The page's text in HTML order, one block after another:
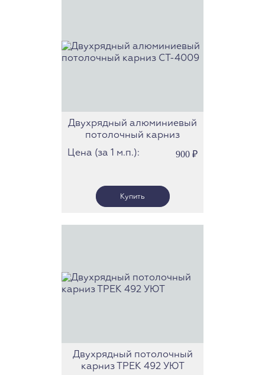
Двухрядный алюминиевый
потолочный карниз
СТ-4009
Цена (за 1 м.п.): 900 ₽
Двухрядный потолочный
карниз ТРЕК 492 УЮТ